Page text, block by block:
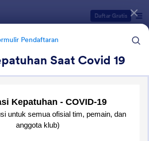
Daftar Gratis
Pendaftaran
Saat Covid 19
Pendaftaran
Olahraga